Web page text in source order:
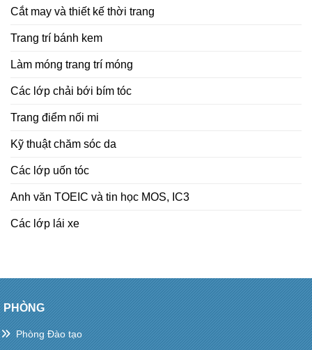
Cắt may và thiết kế thời trang
Trang trí bánh kem
Làm móng trang trí móng
Các lớp chải bới bím tóc
Trang điểm nối mi
Kỹ thuật chăm sóc da
Các lớp uốn tóc
Anh văn TOEIC và tin học MOS, IC3
Các lớp lái xe
PHÒNG
Phòng Đào tạo